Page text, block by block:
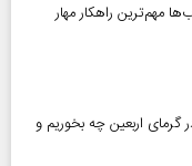
مهم‌ترین راهکار مهار
تغذیه‌ای برای زائران اربعین ۱۴۰۵ | در گرمای اربعین چه بخوریم و